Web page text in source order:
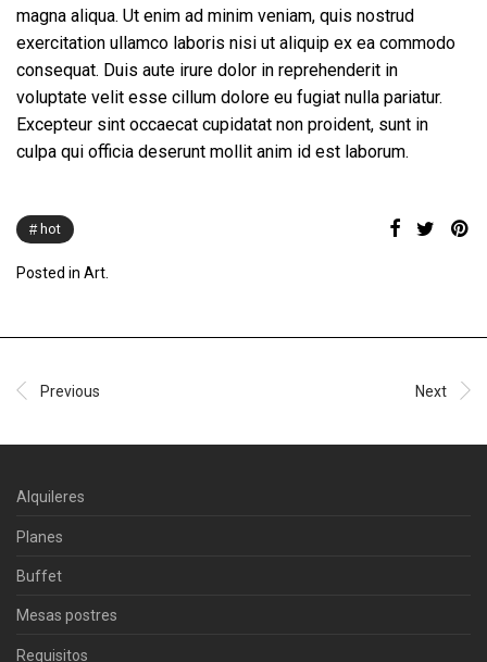
magna aliqua. Ut enim ad minim veniam, quis nostrud
exercitation ullamco laboris nisi ut aliquip ex ea commodo
consequat. Duis aute irure dolor in reprehenderit in
voluptate velit esse cillum dolore eu fugiat nulla pariatur.
Excepteur sint occaecat cupidatat non proident, sunt in
culpa qui officia deserunt mollit anim id est laborum.
hot
Posted in Art
Previous Next
Alquileres
Planes
Buffet
Mesas postres
Requisitos